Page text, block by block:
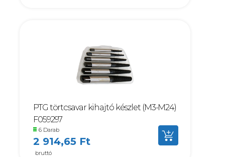
PTG törtcsavar kihajtó készlet (M3-M24)
F059297
6 Darab
2 914,65 Ft
bruttó